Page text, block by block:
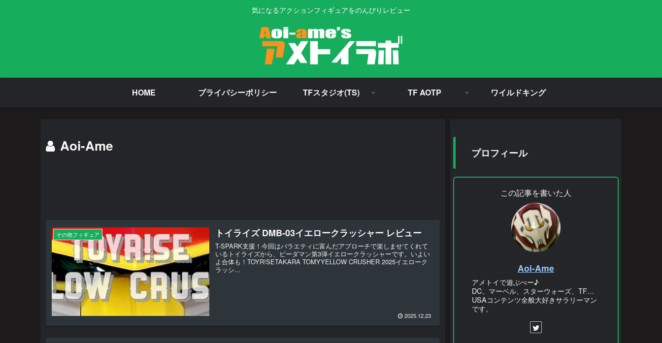
気になるアクションフィギュアをのんびりレビュー
HOME プライバシーポリシー TFスタジオ(TS) TF AOTP ワイルドキング
Aoi-Ame
その他フィギュア トイライズ DMB-03イエロークラッシャー レビュー
T-SPARK支援！今回はバラエティに富んだアプローチで楽しませてくれて
いるトイライズから、ビーダマン第3弾イエロークラッシャーです。いよい
よ合体も！TOYR!SETAKARA TOMYYELLOW CRUSHER 2025イエローク
ラッシ...
2025.12.23
プロフィール
この記事を書いた人
Aoi-Ame
アメトイで遊ぶべー♪
DC、マーベル、スターウォーズ、TF…
USAコンテンツ全般大好きサラリーマン
です。